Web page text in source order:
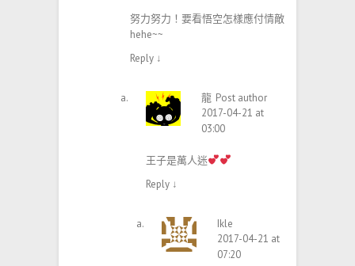
努力努力！要看悟空怎樣應付情敵
hehe~~
Reply ↓
龍 Post author
2017-04-21 at
03:00
王子是萬人迷
Reply ↓
Ikle
2017-04-21 at
07:20